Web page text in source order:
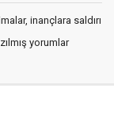
inançlara saldırı
yorumlar